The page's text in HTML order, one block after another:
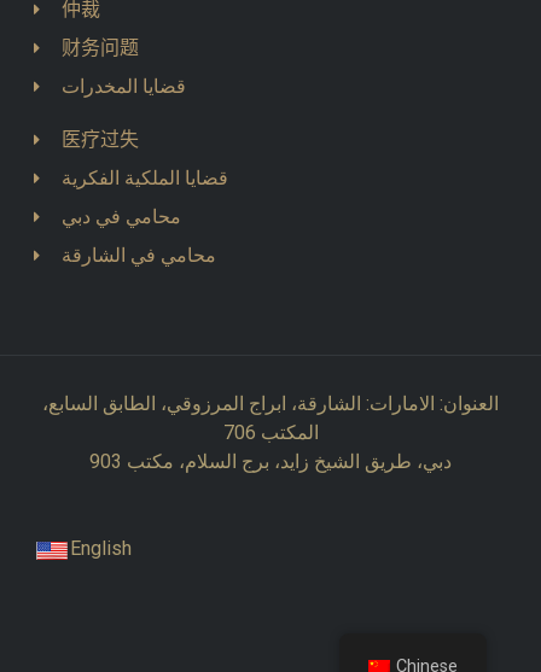
仲裁
财务问题
قضايا المخدرات
医疗过失
قضايا الملكية الفكرية
محامي في دبي
محامي في الشارقة
العنوان: الامارات: الشارقة، ابراج المرزوقي، الطابق السابع،
المكتب 706
دبي، طريق الشيخ زايد، برج السلام، مكتب 903
English
Chinese